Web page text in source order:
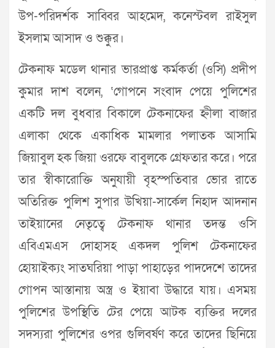
উপ-পরিদর্শক সাব্বির আহমেদ, কনেস্টবল রাইসুল
ইসলাম আসাদ ও শুক্কুর।
টেকনাফ মডেল থানার ভারপ্রাপ্ত কর্মকর্তা (ওসি) প্রদীপ
কুমার দাশ বলেন, ‘গোপনে সংবাদ পেয়ে পুলিশের
একটি দল বুধবার বিকালে টেকনাফের হ্নীলা বাজার
এলাকা থেকে একাধিক মামলার পলাতক আসামি
জিয়াবুল হক জিয়া ওরফে বাবুলকে গ্রেফতার করে। পরে
তার স্বীকারোক্তি অনুযায়ী বৃহস্পতিবার ভোর রাতে
অতিরিক্ত পুলিশ সুপার উখিয়া-সার্কেল নিহাদ আদনান
তাইয়ানের নেতৃত্বে টেকনাফ থানার তদন্ত ওসি
এবিএমএস দোহাসহ একদল পুলিশ টেকনাফের
হোয়াইক্যং সাতঘরিয়া পাড়া পাহাড়ের পাদদেশে তাদের
গোপন আস্তানায় অস্ত্র ও ইয়াবা উদ্ধারে যায়। এসময়
পুলিশের উপস্থিতি টের পেয়ে আটক ব্যক্তির দলের
সদস্যরা পুলিশের ওপর গুলিবর্ষণ করে তাদের ছিনিয়ে